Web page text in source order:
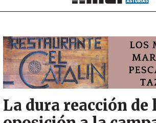
Image
La dura reacción de